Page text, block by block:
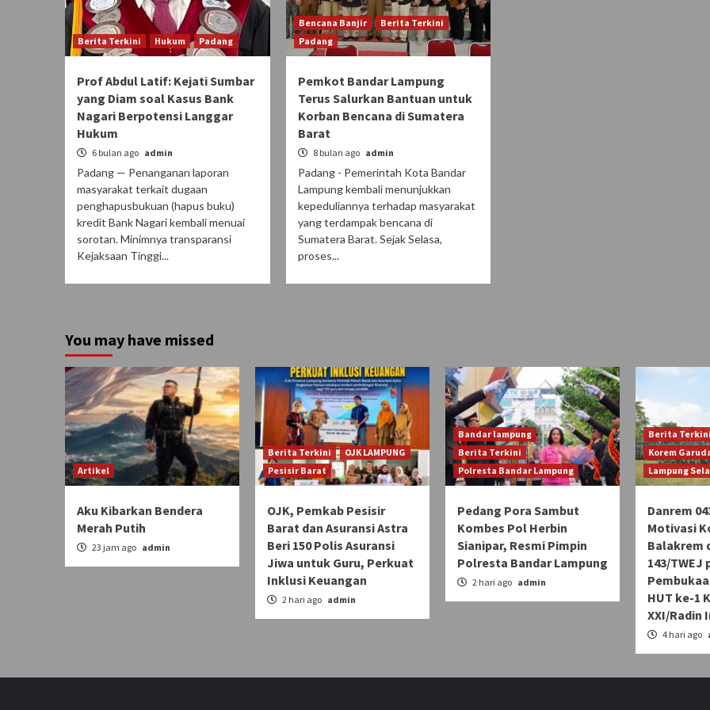
Berita Terkini Hukum Padang
Prof Abdul Latif: Kejati Sumbar
yang Diam soal Kasus Bank
Nagari Berpotensi Langgar
Hukum
6 bulan ago admin
Padang — Penanganan laporan
masyarakat terkait dugaan
penghapusbukuan (hapus buku)
kredit Bank Nagari kembali menuai
sorotan. Minimnya transparansi
Kejaksaan Tinggi...
Bencana Banjir
Berita Terkini
Padang
Pemkot Bandar Lampung
Terus Salurkan Bantuan untuk
Korban Bencana di Sumatera
Barat
8 bulan ago admin
Padang - Pemerintah Kota Bandar
Lampung kembali menunjukkan
kepeduliannya terhadap masyarakat
yang terdampak bencana di
Sumatera Barat. Sejak Selasa,
proses...
You may have missed
Artikel
Aku Kibarkan Bendera
Merah Putih
23 jam ago admin
Berita Terkini
OJK LAMPUNG
Pesisir Barat
OJK, Pemkab Pesisir
Barat dan Asuransi Astra
Beri 150 Polis Asuransi
Jiwa untuk Guru, Perkuat
Inklusi Keuangan
2 hari ago admin
Bandar lampung
Berita Terkini
Polresta Bandar Lampung
Pedang Pora Sambut
Kombes Pol Herbin
Sianipar, Resmi Pimpin
Polresta Bandar Lampung
2 hari ago admin
Berita Terkini
Korem
Lampung
Danrem
Motivasi
Balakrem
143/TWEJ
HUT ke-1
XXI/Radin
4 hari ago